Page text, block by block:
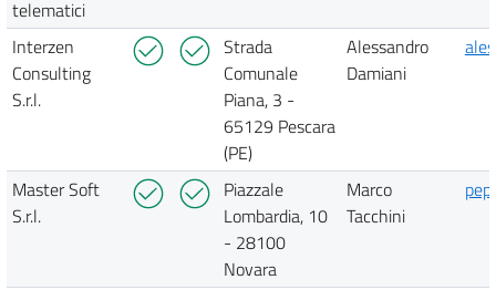
telematici
Interzen
Consulting
S.r.l.
Strada
Comunale
Piana, 3 -
65129 Pescara
(PE)
Alessandro
Damiani
Master Soft
S.r.l.
Piazzale
Lombardia, 10
- 28100
Novara
Marco
Tacchini